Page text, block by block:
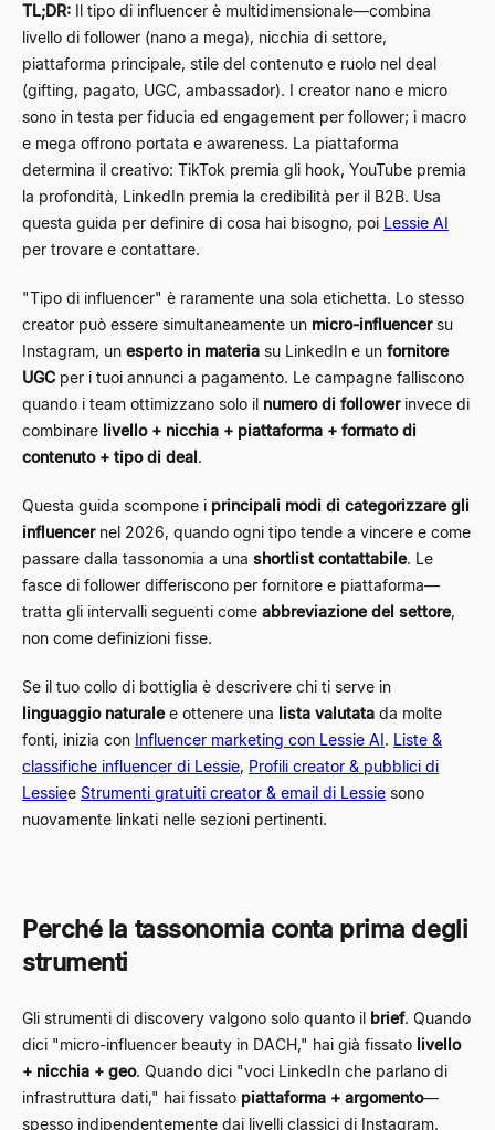
TL;DR: Il tipo di influencer è multidimensionale—combina
livello di follower (nano a mega), nicchia di settore,
piattaforma principale, stile del contenuto e ruolo nel deal
(gifting, pagato, UGC, ambassador). I creator nano e micro
sono in testa per fiducia ed engagement per follower; i macro
e mega offrono portata e awareness. La piattaforma
determina il creativo: TikTok premia gli hook, YouTube premia
la profondità, LinkedIn premia la credibilità per il B2B. Usa
questa guida per definire di cosa hai bisogno, poi Lessie AI
per trovare e contattare.
"Tipo di influencer" è raramente una sola etichetta. Lo stesso
creator può essere simultaneamente un micro-influencersu
Instagram, un esperto in materia su LinkedIn e un fornitore
UGC per i tuoi annunci a pagamento. Le campagne falliscono
quando i team ottimizzano solo il numero di followerinvece di
combinare livello + nicchia + piattaforma + formato di
contenuto + tipo di deal.
Questa guida scompone i principali modi di categorizzare gli
influencernel 2026, quando ogni tipo tende a vincere e come
passare dalla tassonomia a una shortlist contattabile. Le
fasce di follower differiscono per fornitore e piattaforma—
tratta gli intervalli seguenti come abbreviazione del settore,
non come definizioni fisse.
Se il tuo collo di bottiglia è descrivere chi ti serve in
linguaggio naturalee ottenere una lista valutata da molte
fonti, inizia con Influencer marketing con Lessie AI. Liste &
classifiche influencer di Lessie, Profili creator & pubblici di
Lessiee Strumenti gratuiti creator & email di Lessie sono
nuovamente linkati nelle sezioni pertinenti.
Perché la tassonomia conta prima degli
strumenti
Gli strumenti di discovery valgono solo quanto il brief. Quando
dici "micro-influencer beauty in DACH," hai già fissato livello
+ nicchia + geo. Quando dici "voci LinkedIn che parlano di
infrastruttura dati," hai fissato piattaforma + argomento—
spesso indipendentemente dai livelli classici di Instagram.